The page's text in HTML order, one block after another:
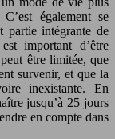
également se
partie intégrante de
important d’être
être limitée, que
survenir, et que la
inexistante. En
jusqu’à 25 jours
en compte dans